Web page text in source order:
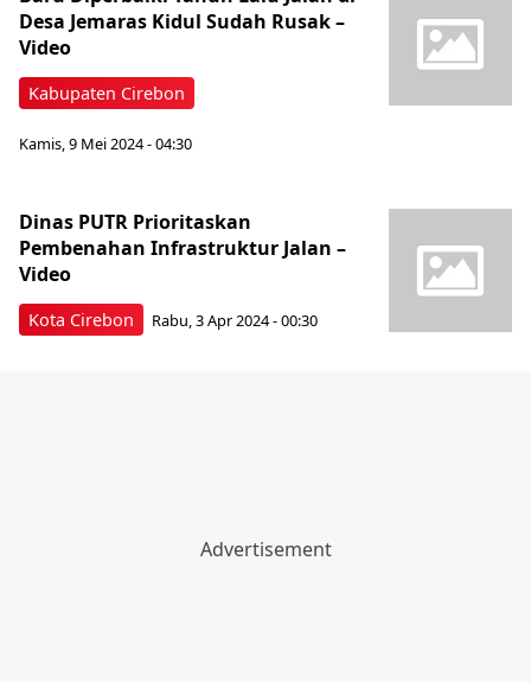
Kabupaten Cirebon
Desa Jemaras Kidul Sudah Rusak –
Video
Kamis, 9 Mei 2024 - 04:30
Kota Cirebon
Dinas PUTR Prioritaskan
Pembenahan Infrastruktur Jalan –
Video
Rabu, 3 Apr 2024 - 00:30